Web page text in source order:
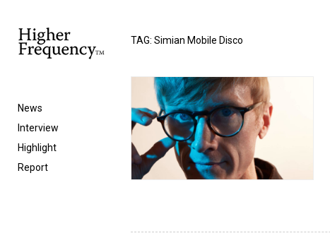
News
Interview
Highlight
Report
TAG: Simian Mobile Disco